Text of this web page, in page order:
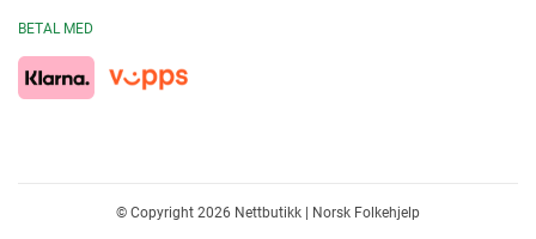
BETAL MED
© Copyright 2026 Nettbutikk | Norsk Folkehjelp